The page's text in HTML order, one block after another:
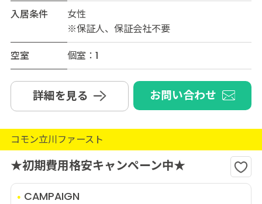
入居条件
女性
※保証人、保証会社不要
空室
個室：1
詳細を見る お問い合わせ
コモン立川ファースト
★初期費用格安キャンペーン中★
CAMPAIGN